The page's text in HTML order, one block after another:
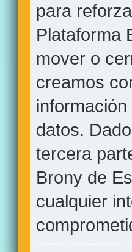
para
Plataforma
mover o
creamos
datos.
tercera
Brony de
cualquier